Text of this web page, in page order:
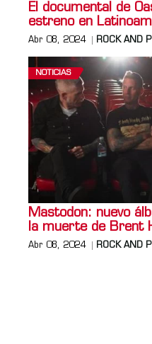
El documental de
estreno en
Abr 08, 2024 ROCK AND
NOTICIAS
Mastodon: nuevo
la muerte de Brent
Abr 08, 2024 ROCK AND